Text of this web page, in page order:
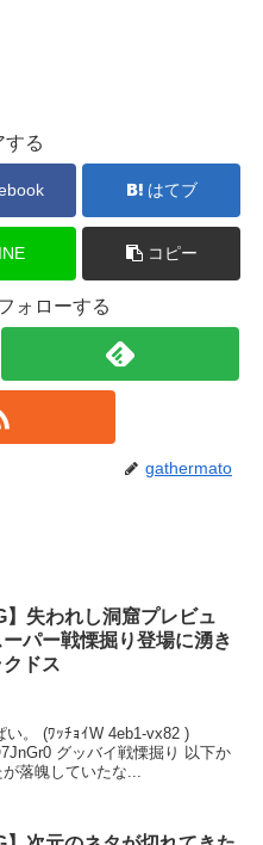
する
はてブ
コピー
ォローする
gathermato
】失われし洞窟プレビュ
パー戦慄掘り登場に湧き
クドス
。 (ﾜｯﾁｮｲW 4eb1-vx82 )
グッバイ戦慄掘り 以下か
落魄していたな...